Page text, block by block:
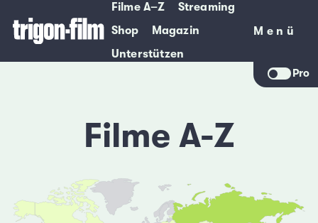
Filme A–Z
Streaming
Shop
Magazin
Unterstützen
Menü
Menü
Pro
Filme A-Z